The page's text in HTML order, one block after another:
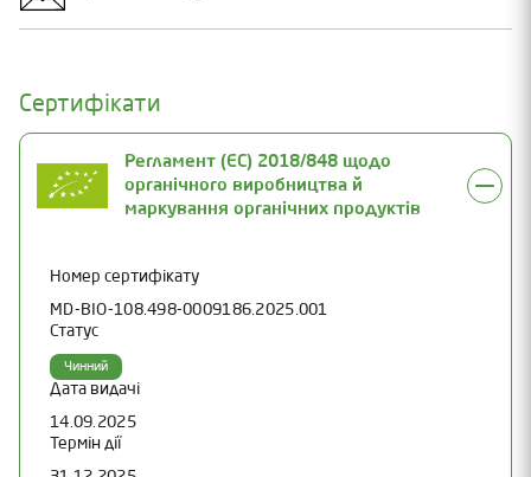
Сертифікати
Регламент (ЄС) 2018/848 щодо
органічного виробництва й
маркування органічних продуктів
Номер сертифікату
MD-BIO-108.498-0009186.2025.001
Статус
Чинний
Дата видачі
14.09.2025
Термін дії